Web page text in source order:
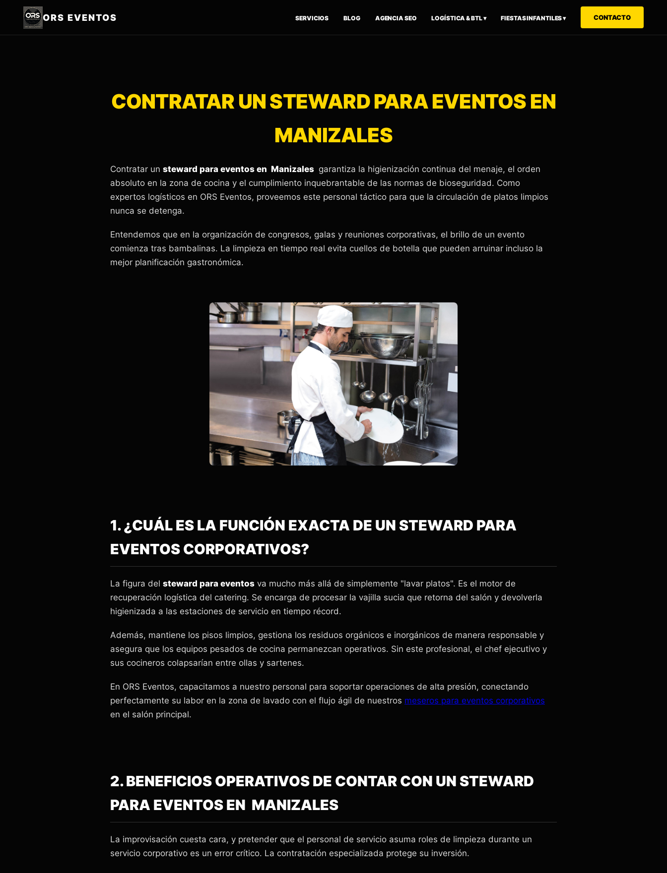
ORS EVENTOS SERVICIOS BLOG AGENCIA SEO LOGÍSTICA & BTL ▾ FIESTAS INFANTILES ▾ CONTACTO
CONTRATAR UN STEWARD PARA EVENTOS EN
MANIZALES
Contratar un steward para eventos en Manizales garantiza la higienización continua del menaje, el orden
absoluto en la zona de cocina y el cumplimiento inquebrantable de las normas de bioseguridad. Como
expertos logísticos en ORS Eventos, proveemos este personal táctico para que la circulación de platos limpios
nunca se detenga.
Entendemos que en la organización de congresos, galas y reuniones corporativas, el brillo de un evento
comienza tras bambalinas. La limpieza en tiempo real evita cuellos de botella que pueden arruinar incluso la
mejor planificación gastronómica.
1. ¿CUÁL ES LA FUNCIÓN EXACTA DE UN STEWARD PARA
EVENTOS CORPORATIVOS?
La figura del steward para eventos va mucho más allá de simplemente "lavar platos". Es el motor de
recuperación logística del catering. Se encarga de procesar la vajilla sucia que retorna del salón y devolverla
higienizada a las estaciones de servicio en tiempo récord.
Además, mantiene los pisos limpios, gestiona los residuos orgánicos e inorgánicos de manera responsable y
asegura que los equipos pesados de cocina permanezcan operativos. Sin este profesional, el chef ejecutivo y
sus cocineros colapsarían entre ollas y sartenes.
En ORS Eventos, capacitamos a nuestro personal para soportar operaciones de alta presión, conectando
perfectamente su labor en la zona de lavado con el flujo ágil de nuestros meseros para eventos corporativos
en el salón principal.
2. BENEFICIOS OPERATIVOS DE CONTAR CON UN STEWARD
PARA EVENTOS EN MANIZALES
La improvisación cuesta cara, y pretender que el personal de servicio asuma roles de limpieza durante un
servicio corporativo es un error crítico. La contratación especializada protege su inversión.